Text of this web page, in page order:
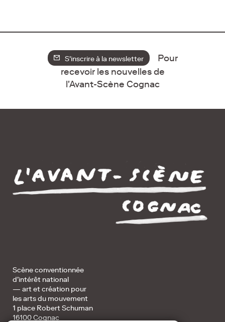
S'inscrire à la newsletter
Pour
recevoir les nouvelles de
l'Avant-Scène Cognac
Scène conventionnée
d’intérêt national
— art et création pour
les arts du mouvement
1 place Robert Schuman
16100 Cognac